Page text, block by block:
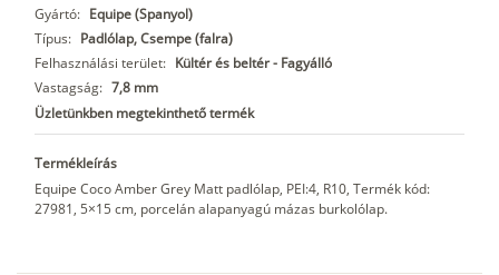
Gyártó: Equipe (Spanyol)
Típus: Padlólap, Csempe (falra)
Felhasználási terület: Kültér és beltér - Fagyálló
Vastagság: 7,8 mm
Üzletünkben megtekinthető termék
Termékleírás
Equipe Coco Amber Grey Matt padlólap, PEI:4, R10, Termék kód:
27981, 5×15 cm, porcelán alapanyagú mázas burkolólap.